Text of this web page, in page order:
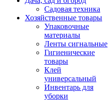
Садовая техника
Хозяйственные товары
Упаковочные
материалы
Ленты сигнальные
Гигиенические
товары
Клей
универсальный
Инвентарь для
уборки